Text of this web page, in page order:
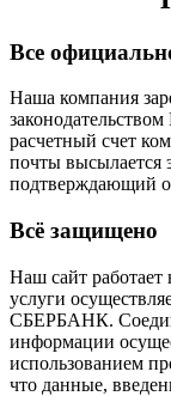
Все
Наша компания
расчетный счет
почты высылается
подтверждающий
Всё защищено
Наш сайт работает
услуги
СБЕРБАНК.
информации
использованием
что данные,